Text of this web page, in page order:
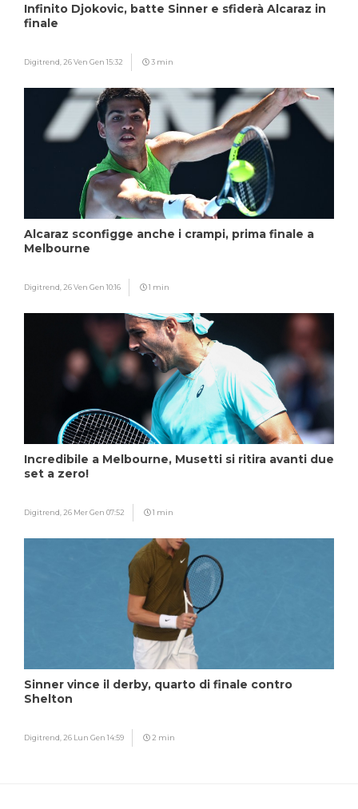
Infinito Djokovic, batte Sinner e sfiderà Alcaraz in
finale
Digitrend, 26 Ven Gen 15:32 3 min
Alcaraz sconfigge anche i crampi, prima finale a
Melbourne
Digitrend, 26 Ven Gen 10:16 1 min
Incredibile a Melbourne, Musetti si ritira avanti due
set a zero!
Digitrend, 26 Mer Gen 07:52 1 min
Sinner vince il derby, quarto di finale contro
Shelton
Digitrend, 26 Lun Gen 14:59 2 min